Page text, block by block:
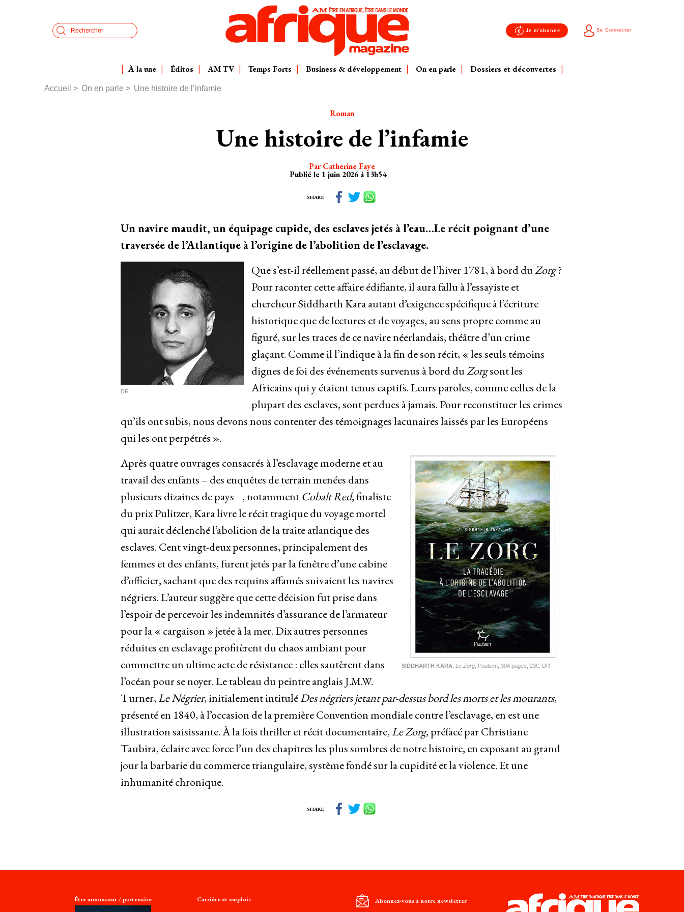
Search
Je m'abonne Se Connecter
À la une Éditos AM TV Temps Forts Business & développement On en parle Dossiers et découvertes
Fil
Accueil On en parle Une histoire de l’infamie
Roman
Une histoire de l’infamie
Par Catherine Faye
Publié le 1 juin 2026 à 13h54
SHARE
Un navire maudit, un équipage cupide, des esclaves jetés à l’eau…Le récit poignant d’une
traversée de l’Atlantique à l’origine de l’abolition de l’esclavage.
DR
Que s’est-il réellement passé, au début de l’hiver 1781, à bord duZorg?
Pour raconter cette affaire édifiante, il aura fallu à l’essayiste et
chercheur Siddharth Kara autant d’exigence spécifique à l’écriture
historique que de lectures et de voyages, au sens propre comme au
figuré, sur les traces de ce navire néerlandais, théâtre d’un crime
glaçant. Comme il l’indique à la fin de son récit, « les seuls témoins
dignes de foi des événements survenus à bord duZorgsont les
Africains qui y étaient tenus captifs. Leurs paroles, comme celles de la
plupart des esclaves, sont perdues à jamais. Pour reconstituer les crimes
qu’ils ont subis, nous devons nous contenter des témoignages lacunaires laissés par les Européens
qui les ont perpétrés ».
SIDDHARTH KARA Le Zorg , Paulsen, 304 pages, 23€. DR
Après quatre ouvrages consacrés à l’esclavage moderne et au
travail des enfants – des enquêtes de terrain menées dans
plusieurs dizaines de pays –, notamment Cobalt Red, finaliste
du prix Pulitzer, Kara livre le récit tragique du voyage mortel
qui aurait déclenché l’abolition de la traite atlantique des
esclaves. Cent vingt-deux personnes, principalement des
femmes et des enfants, furent jetés par la fenêtre d’une cabine
d’officier, sachant que des requins affamés suivaient les navires
négriers. L’auteur suggère que cette décision fut prise dans
l’espoir de percevoir les indemnités d’assurance de l’armateur
pour la « cargaison » jetée à la mer. Dix autres personnes
réduites en esclavage profitèrent du chaos ambiant pour
commettre un ultime acte de résistance : elles sautèrent dans
l’océan pour se noyer. Le tableau du peintre anglais J.M.W.
Turner,Le Négrier, initialement intituléDes négriers jetant par-dessus bord les morts et les mourants,
présenté en 1840, à l’occasion de la première Convention mondiale contre l’esclavage, en est une
illustration saisissante. À la fois thriller et récit documentaire,Le Zorg, préfacé par Christiane
Taubira, éclaire avec force l’un des chapitres les plus sombres de notre histoire, en exposant au grand
jour la barbarie du commerce triangulaire, système fondé sur la cupidité et la violence. Et une
inhumanité chronique.
SHARE
Être annonceur / partenaire Carrière et emplois Abonnez-vous à notre newsletter